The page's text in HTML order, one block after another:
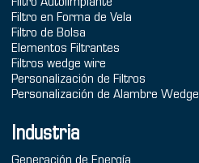
Filtro en Forma de Vela
Filtro de Bolsa
Elementos Filtrantes
Filtros wedge wire
Personalización de Filtros
Personalización de Alambre Wedge
Industria